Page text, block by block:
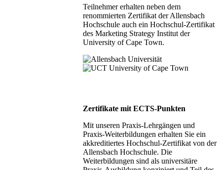
Teilnehmer erhalten neben dem
renommierten Zertifikat der Allensbach
Hochschule auch ein Hochschul-Zertifikat
des Marketing Strategy Institut der
University of Cape Town.
Zertifikate mit ECTS-Punkten
Mit unseren Praxis-Lehrgängen und
Praxis-Weiterbildungen erhalten Sie ein
akkreditiertes Hochschul-Zertifikat von der
Allensbach Hochschule. Die
Weiterbildungen sind als universitäre